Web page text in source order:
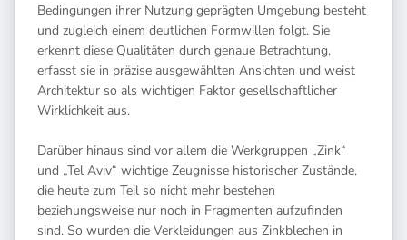
Bedingungen ihrer Nutzung geprägten Umgebung besteht
und zugleich einem deutlichen Formwillen folgt. Sie
erkennt diese Qualitäten durch genaue Betrachtung,
erfasst sie in präzise ausgewählten Ansichten und weist
Architektur so als wichtigen Faktor gesellschaftlicher
Wirklichkeit aus.
Darüber hinaus sind vor allem die Werkgruppen „Zink“
und „Tel Aviv“ wichtige Zeugnisse historischer Zustände,
die heute zum Teil so nicht mehr bestehen
beziehungsweise nur noch in Fragmenten aufzufinden
sind. So wurden die Verkleidungen aus Zinkblechen in